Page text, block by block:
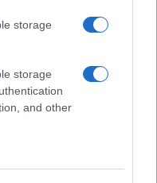
storage
storage
and other